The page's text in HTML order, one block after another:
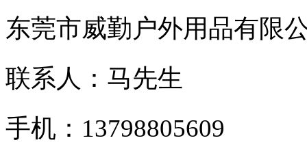
东莞市威勤户外用品有限
联系人：马先生
手机：13798805609